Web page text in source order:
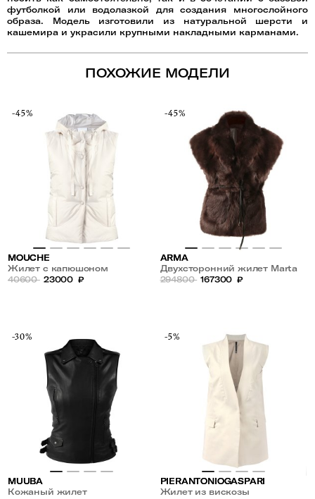
футболкой или водолазкой для создания многослойного
образа. Модель изготовили из натуральной шерсти и
кашемира и украсили крупными накладными карманами.
ПОХОЖИЕ МОДЕЛИ
-45%
MOUCHE
Жилет с капюшоном
40600 23000 ₽
-45%
ARMA
Двухсторонний жилет Marta
из овчины
294800 167300 ₽
-30%
MUUBA
Кожаный жилет
-5%
PIERANTONIOGASPARI
Жилет из вискозы